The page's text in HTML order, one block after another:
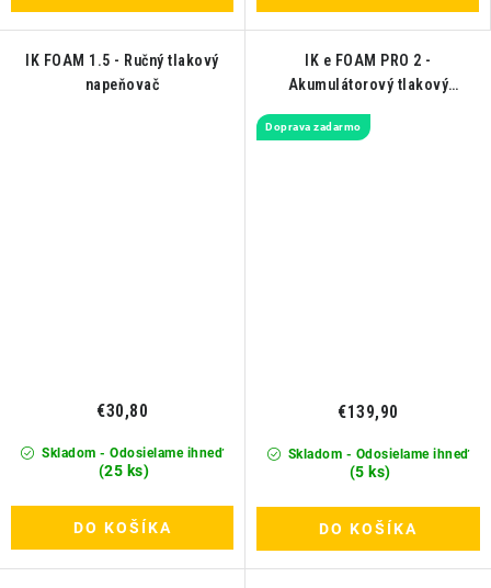
IK FOAM 1.5 - Ručný tlakový
napeňovač
Skladom - Odosielame ihneď
(25 ks)
€30,80
DO KOŠÍKA
IK e FOAM PRO 2 -
Akumulátorový tlakový
Doprava zadarmo
Skladom - Odosielame ihneď
(5 ks)
€139,90
DO KOŠÍKA